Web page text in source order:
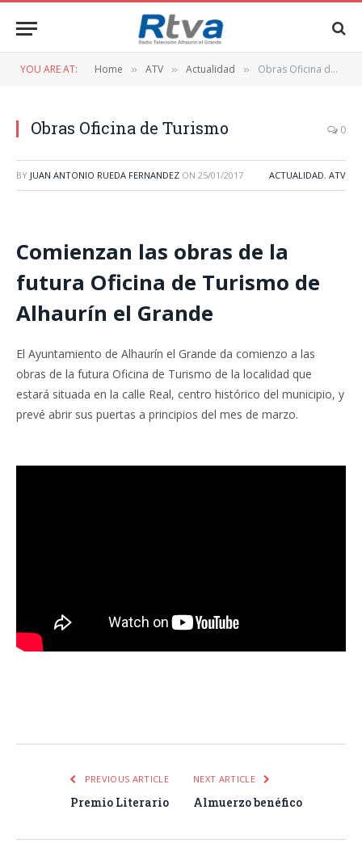
YOU ARE AT: Home » ATV » Actualidad » Obras Oficina de Turismo
Obras Oficina de Turismo 0
BY JUAN ANTONIO RUEDA FERNANDEZ ON 25/01/2017 ACTUALIDAD, ATV
Comienzan las obras de la
futura Oficina de Turismo de
Alhaurín el Grande
El Ayuntamiento de Alhaurín el Grande da comienzo a las
obras de la futura Oficina de Turismo de la localidad que
estará situada en la calle Real, centro histórico del municipio, y
prevé abrir sus puertas a principios del mes de marzo.
PREVIOUS ARTICLE
Premio Literario
NEXT ARTICLE
Almuerzo benéfico